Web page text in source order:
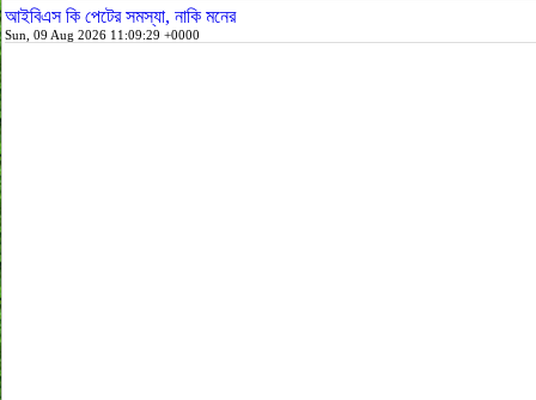
আইবিএস কি পেটের সমস্যা, নাকি মনের
Sun, 09 Aug 2026 11:09:29 +0000